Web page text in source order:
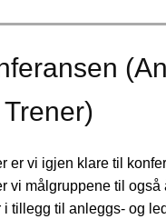
er vi igjen klare til
vi målgruppene til også
i tillegg til anleggs- og